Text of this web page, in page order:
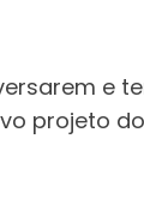
e
projeto do